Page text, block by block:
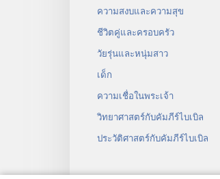
ความสงบและความสุข
ชีวิตคู่และครอบครัว
วัยรุ่น​และ​หนุ่ม​สาว
เด็ก
ความเชื่อในพระเจ้า
วิทยาศาสตร์กับคัมภีร์ไบเบิล
ประวัติศาสตร์กับคัมภีร์ไบเบิล